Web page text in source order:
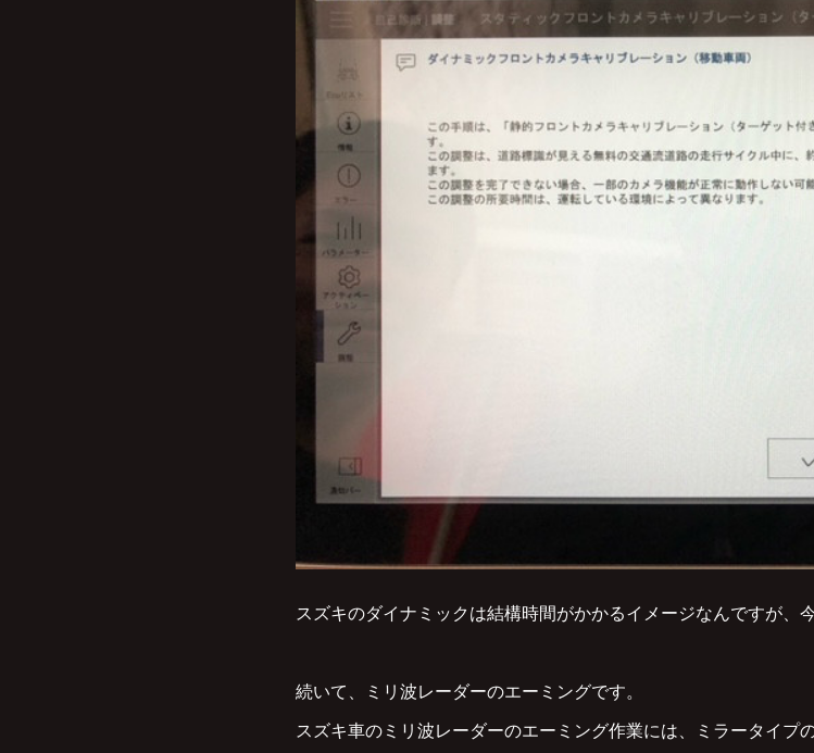
スズキのダイナミックは結構時間がかかるイメージなんですが、
続いて、ミリ波レーダーのエーミングです。
スズキ車のミリ波レーダーのエーミング作業には、ミラータイプ